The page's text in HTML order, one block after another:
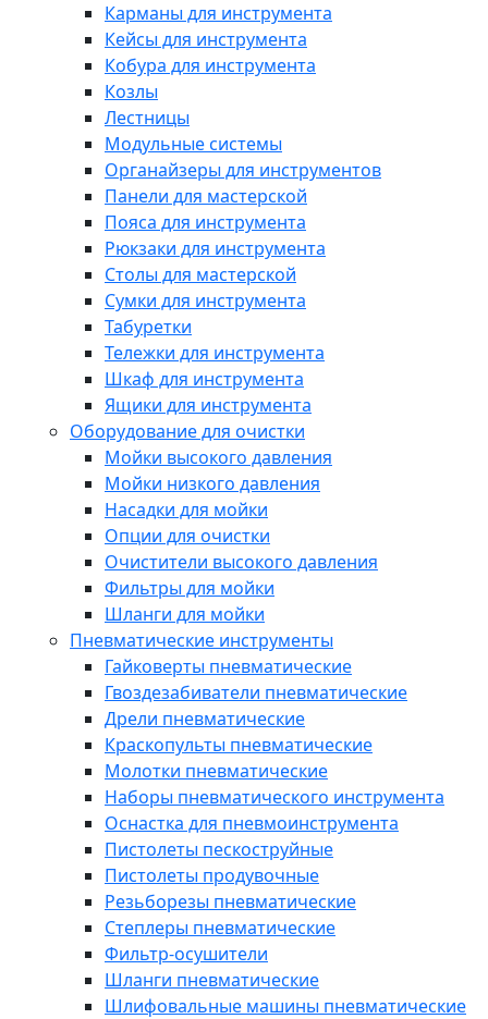
Карманы для инструмента
Кейсы для инструмента
Кобура для инструмента
Козлы
Лестницы
Модульные системы
Органайзеры для инструментов
Панели для мастерской
Пояса для инструмента
Рюкзаки для инструмента
Столы для мастерской
Сумки для инструмента
Табуретки
Тележки для инструмента
Шкаф для инструмента
Ящики для инструмента
Оборудование для очистки
Мойки высокого давления
Мойки низкого давления
Насадки для мойки
Опции для очистки
Очистители высокого давления
Фильтры для мойки
Шланги для мойки
Пневматические инструменты
Гайковерты пневматические
Гвоздезабиватели пневматические
Дрели пневматические
Краскопульты пневматические
Молотки пневматические
Наборы пневматического инструмента
Оснастка для пневмоинструмента
Пистолеты пескоструйные
Пистолеты продувочные
Резьборезы пневматические
Степлеры пневматические
Фильтр-осушители
Шланги пневматические
Шлифовальные машины пневматические